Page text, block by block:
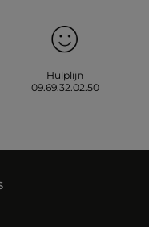
Hulplijn
09.69.32.02.50